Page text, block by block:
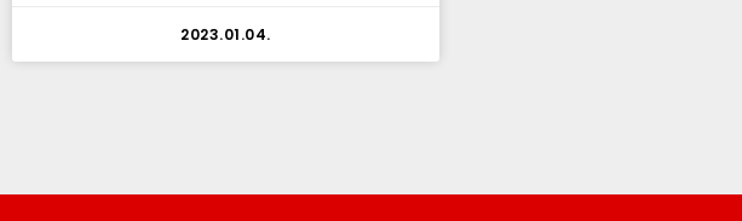
2023.01.04.